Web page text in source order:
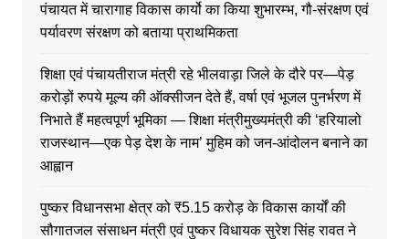
पंचायत में चारागाह विकास कार्यो का किया शुभारम्भ, गौ-संरक्षण एवं
पर्यावरण संरक्षण को बताया प्राथमिकता
शिक्षा एवं पंचायतीराज मंत्री रहे भीलवाड़ा जिले के दौरे पर—पेड़
करोड़ों रुपये मूल्य की ऑक्सीजन देते हैं, वर्षा एवं भूजल पुनर्भरण में
निभाते हैं महत्वपूर्ण भूमिका — शिक्षा मंत्रीमुख्यमंत्री की ‘हरियालो
राजस्थान—एक पेड़ देश के नाम’ मुहिम को जन-आंदोलन बनाने का
आह्वान
पुष्कर विधानसभा क्षेत्र को ₹5.15 करोड़ के विकास कार्यों की
सौगातजल संसाधन मंत्री एवं पुष्कर विधायक सुरेश सिंह रावत ने